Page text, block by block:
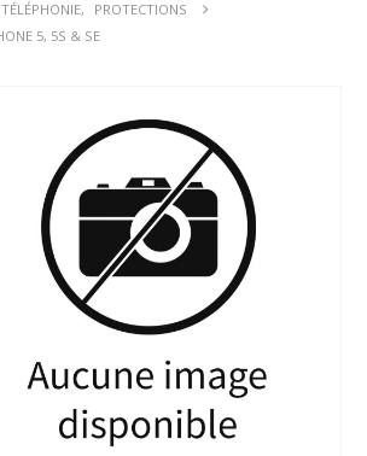
TÉLÉPHONIE,
PROTECTIONS
5, 5S & SE